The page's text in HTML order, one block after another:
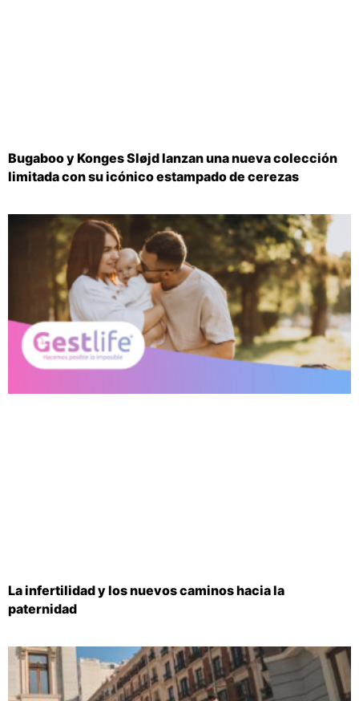
Bugaboo y Konges Sløjd lanzan una nueva colección
limitada con su icónico estampado de cerezas
La infertilidad y los nuevos caminos hacia la
paternidad